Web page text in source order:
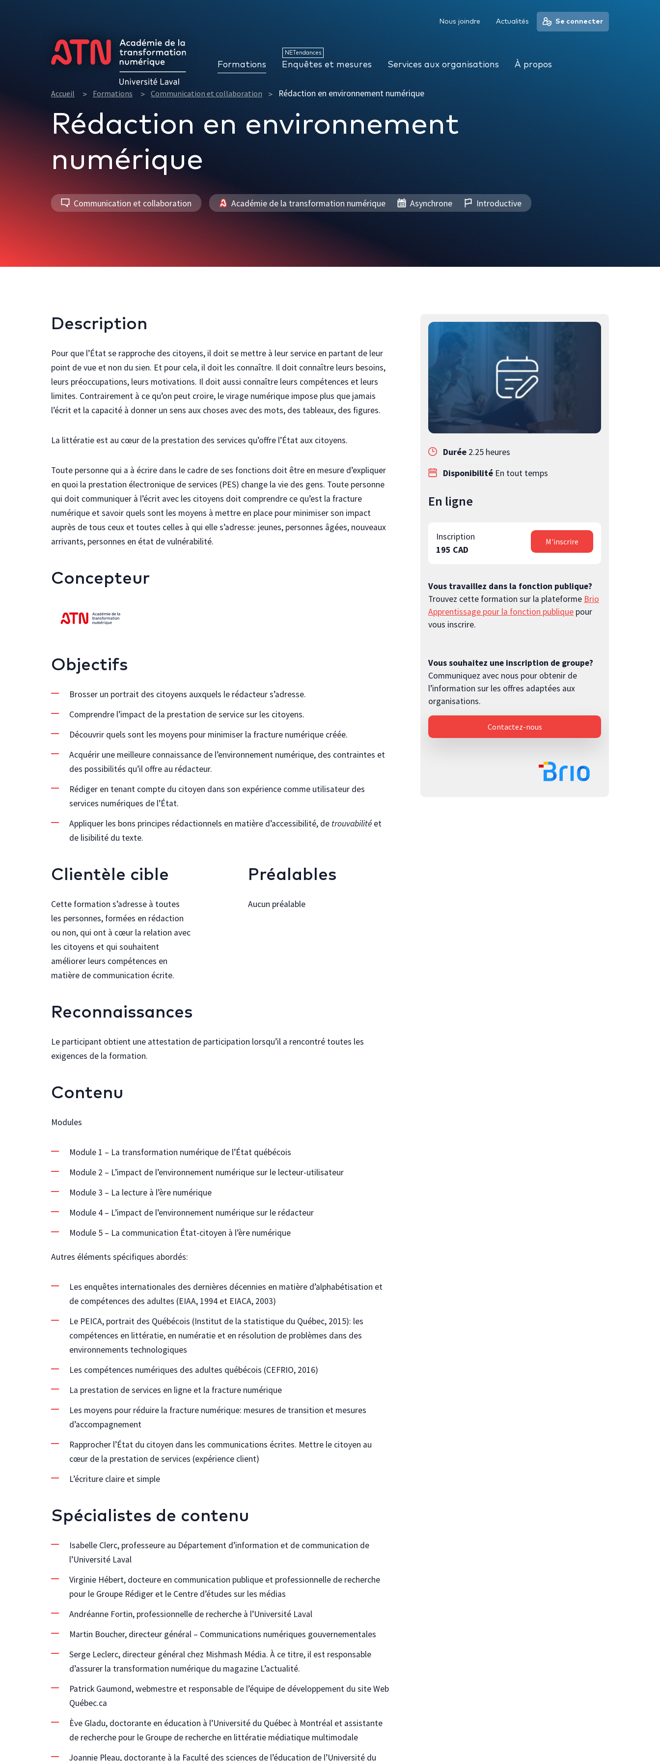
Accueil Formations Communication et collaboration Rédaction en environnement numérique
Rédaction en environnement
numérique
Communication et collaboration Académie de la transformation numérique Asynchrone Introductive
Description
Pour que l’État se rapproche des citoyens, il doit se mettre à leur service en partant de leur
point de vue et non du sien. Et pour cela, il doit les connaître. Il doit connaître leurs besoins,
leurs préoccupations, leurs motivations. Il doit aussi connaître leurs compétences et leurs
limites. Contrairement à ce qu’on peut croire, le virage numérique impose plus que jamais
l’écrit et la capacité à donner un sens aux choses avec des mots, des tableaux, des figures.
La littératie est au cœur de la prestation des services qu’offre l’État aux citoyens.
Toute personne qui a à écrire dans le cadre de ses fonctions doit être en mesure d’expliquer
en quoi la prestation électronique de services (PES) change la vie des gens. Toute personne
qui doit communiquer à l’écrit avec les citoyens doit comprendre ce qu’est la fracture
numérique et savoir quels sont les moyens à mettre en place pour minimiser son impact
auprès de tous ceux et toutes celles à qui elle s’adresse: jeunes, personnes âgées, nouveaux
arrivants, personnes en état de vulnérabilité.
Concepteur
Objectifs
Brosser un portrait des citoyens auxquels le rédacteur s’adresse.
Comprendre l’impact de la prestation de service sur les citoyens.
Découvrir quels sont les moyens pour minimiser la fracture numérique créée.
Acquérir une meilleure connaissance de l’environnement numérique, des contraintes et
des possibilités qu’il offre au rédacteur.
Rédiger en tenant compte du citoyen dans son expérience comme utilisateur des
services numériques de l’État.
Appliquer les bons principes rédactionnels en matière d’accessibilité, de trouvabilitéet
de lisibilité du texte.
Clientèle cible
Cette formation s’adresse à toutes
les personnes, formées en rédaction
ou non, qui ont à cœur la relation avec
les citoyens et qui souhaitent
améliorer leurs compétences en
matière de communication écrite.
Préalables
Aucun préalable
Reconnaissances
Le participant obtient une attestation de participation lorsqu’il a rencontré toutes les
exigences de la formation.
Contenu
Modules
Module 1 – La transformation numérique de l’État québécois
Module 2 – L’impact de l’environnement numérique sur le lecteur-utilisateur
Module 3 – La lecture à l’ère numérique
Module 4 – L’impact de l’environnement numérique sur le rédacteur
Module 5 – La communication État-citoyen à l’ère numérique
Autres éléments spécifiques abordés:
Les enquêtes internationales des dernières décennies en matière d’alphabétisation et
de compétences des adultes (EIAA, 1994 et EIACA, 2003)
Le PEICA, portrait des Québécois (Institut de la statistique du Québec, 2015): les
compétences en littératie, en numératie et en résolution de problèmes dans des
environnements technologiques
Les compétences numériques des adultes québécois (CEFRIO, 2016)
La prestation de services en ligne et la fracture numérique
Les moyens pour réduire la fracture numérique: mesures de transition et mesures
d’accompagnement
Rapprocher l’État du citoyen dans les communications écrites. Mettre le citoyen au
cœur de la prestation de services (expérience client)
L’écriture claire et simple
Spécialistes de contenu
Isabelle Clerc, professeure au Département d’information et de communication de
l’Université Laval
Virginie Hébert, docteure en communication publique et professionnelle de recherche
pour le Groupe Rédiger et le Centre d’études sur les médias
Andréanne Fortin, professionnelle de recherche à l’Université Laval
Martin Boucher, directeur général – Communications numériques gouvernementales
Serge Leclerc, directeur général chez Mishmash Média. À ce titre, il est responsable
d’assurer la transformation numérique du magazine L’actualité.
Patrick Gaumond, webmestre et responsable de l’équipe de développement du site Web
Québec.ca
Ève Gladu, doctorante en éducation à l’Université du Québec à Montréal et assistante
de recherche pour le Groupe de recherche en littératie médiatique multimodale
Joannie Pleau, doctorante à la Faculté des sciences de l’éducation de l’Université du
Durée 2.25 heures
Disponibilité En tout temps
En ligne
Inscription
195 CAD
M'inscrire
Vous travaillez dans la fonction publique?
Trouvez cette formation sur la plateforme Brio
Apprentissage pour la fonction publique pour
vous inscrire.
Vous souhaitez une inscription de groupe?
Communiquez avec nous pour obtenir de
l’information sur les offres adaptées aux
organisations.
Contactez-nous
Nous joindre Actualités Se connecter
Formations Enquêtes et mesures
NETendances
Services aux organisations À propos
À propos